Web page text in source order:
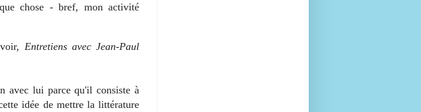
chose - bref, mon activité
Entretiens avec Jean-Paul
lui parce qu'il consiste à
idée de mettre la littérature